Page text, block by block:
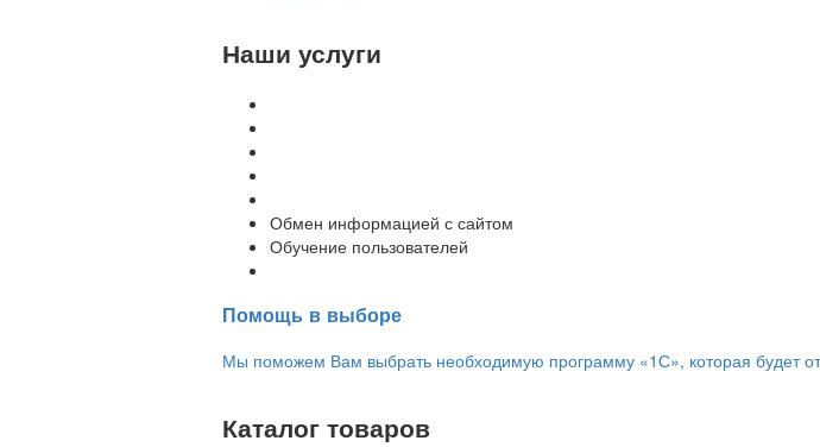
Наши услуги
Обмен информацией с сайтом
Обучение пользователей
Помощь в выборе
Мы поможем Вам выбрать необходимую программу «1С», которая будет
Каталог товаров